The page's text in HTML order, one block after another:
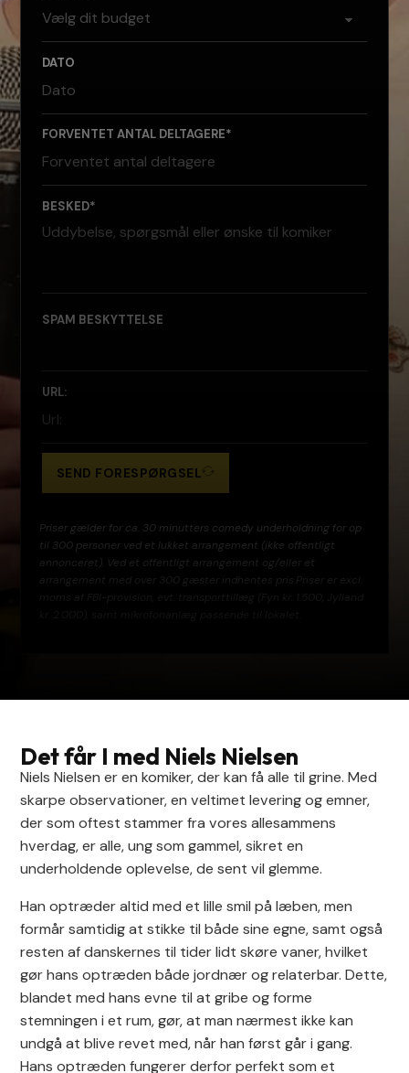
DATO
FORVENTET ANTAL DELTAGERE*
BESKED*
SPAM BESKYTTELSE
URL:
SEND FORESPØRGSEL
Priser gælder for ca. 30 minutters comedy underholdning for op
til 300 personer ved et lukket arrangement (ikke offentligt
annonceret). Ved et offentligt arrangement og/eller et
arrangement med over 300 gæster indhentes pris.Priser er excl.
Det får I med Niels Nielsen
Niels Nielsen er en komiker, der kan få alle til grine. Med
skarpe observationer, en veltimet levering og emner,
der som oftest stammer fra vores allesammens
hverdag, er alle, ung som gammel, sikret en
underholdende oplevelse, de sent vil glemme.
Han optræder altid med et lille smil på læben, men
formår samtidig at stikke til både sine egne, samt også
resten af danskernes til tider lidt skøre vaner, hvilket
gør hans optræden både jordnær og relaterbar. Dette,
blandet med hans evne til at gribe og forme
stemningen i et rum, gør, at man nærmest ikke kan
undgå at blive revet med, når han først går i gang.
Hans optræden fungerer derfor perfekt som et